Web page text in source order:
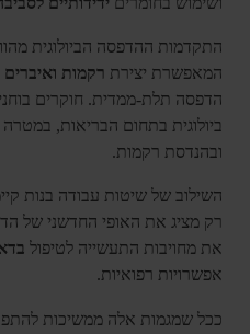
התקדמות ההדפסה הביולוגית
המאפשרת יצירת רקמות ואיברים
הדפסה תלת-ממדית. חוקרים
ביולוגית בתחום הבריאות,
ובהנדסת רקמות.
השילוב של שיטות עבודה בנות
רק מציג את האופי החדשני של
את מחויבות התעשייה לטיפול
אפשרויות רפואיות.
ככל שמגמות אלה ממשיכות